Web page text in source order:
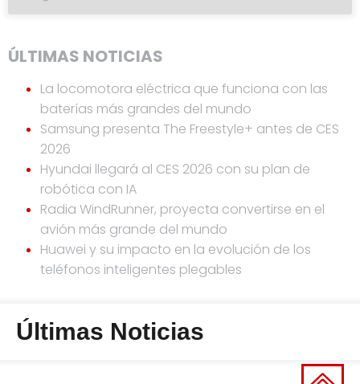
ÚLTIMAS NOTICIAS
La locomotora eléctrica que funciona con las
baterías más grandes del mundo
Samsung presenta The Freestyle+ antes de CES
2026
Hyundai llegará al CES 2026 con su plan de
robótica con IA
Radia WindRunner, proyecta convertirse en el
avión más grande del mundo
Huawei y su impacto en la evolución de los
teléfonos inteligentes plegables
Últimas Noticias